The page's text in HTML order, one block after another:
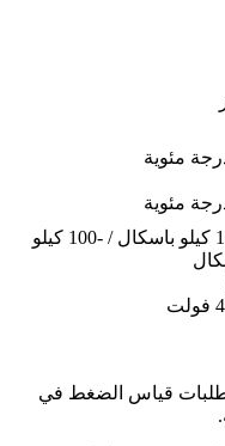
-100 كيلو باسكال...+1600 كيلو باسكال / -100 كيلو
قياس الضغط في